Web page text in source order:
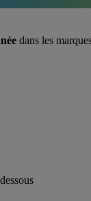
dans les